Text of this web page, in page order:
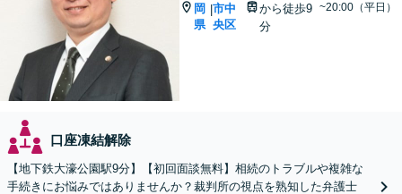
岡
県
|市中
央区
から徒歩9
分
~20:00（平日）
口座凍結解除
【地下鉄大濠公園駅9分】【初回面談無料】相続のトラブルや複雑な
手続きにお悩みではありませんか？裁判所の視点を熟知した弁護士